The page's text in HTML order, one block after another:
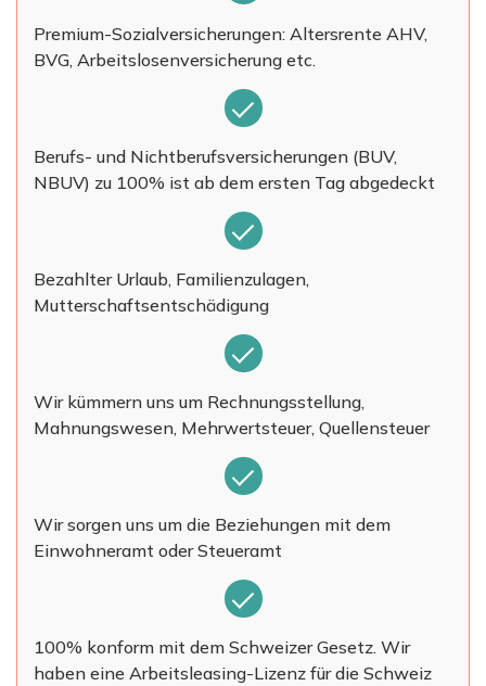
Premium-Sozialversicherungen: Altersrente AHV,
BVG, Arbeitslosenversicherung etc.
Berufs- und Nichtberufsversicherungen (BUV,
NBUV) zu 100% ist ab dem ersten Tag abgedeckt
Bezahlter Urlaub, Familienzulagen,
Mutterschaftsentschädigung
Wir kümmern uns um Rechnungsstellung,
Mahnungswesen, Mehrwertsteuer, Quellensteuer
Wir sorgen uns um die Beziehungen mit dem
Einwohneramt oder Steueramt
100% konform mit dem Schweizer Gesetz. Wir
haben eine Arbeitsleasing-Lizenz für die Schweiz